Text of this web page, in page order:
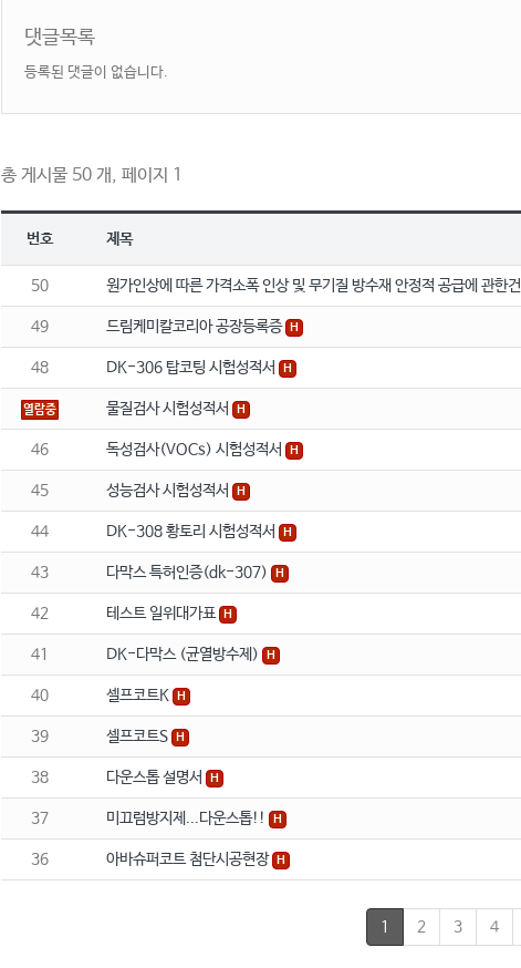
댓글목록
등록된 댓글이 없습니다.
총 게시물 50 개, 페이지 1
번호 제목
50 원가인상에 따른 가격소폭 인상 및 무기질 방수재 안정적 공급에 관한건
49 드림케미칼코리아 공장등록증 H
48 DK-306 탑코팅 시험성적서 H
열람중 물질검사 시험성적서 H
46 독성검사(VOCs) 시험성적서 H
45 성능검사 시험성적서 H
44 DK-308 황토리 시험성적서 H
43 다막스 특허인증(dk-307) H
42 테스트 일위대가표 H
41 DK-다막스 (균열방수제) H
40 셀프코트K H
39 셀프코트S H
38 다운스톱 설명서 H
37 미끄럼방지제...다운스톱!! H
36 아바슈퍼코트 첨단시공현장 H
1 2 3 4